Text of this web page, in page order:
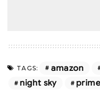
TAGS: amazon
night sky